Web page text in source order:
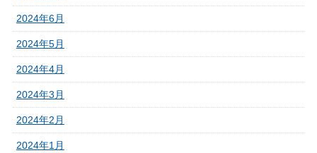
2024年6月
2024年5月
2024年4月
2024年3月
2024年2月
2024年1月